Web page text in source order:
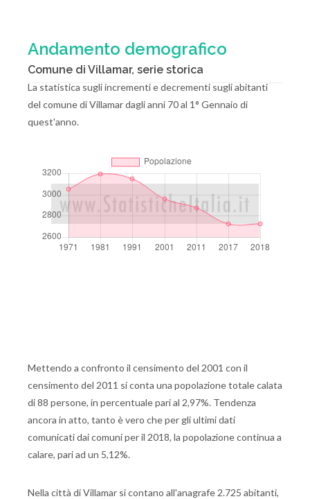
Andamento demografico
Comune di Villamar, serie storica
La statistica sugli incrementi e decrementi sugli abitanti
del comune di Villamar dagli anni 70 al 1° Gennaio di
quest'anno.
Mettendo a confronto il censimento del 2001 con il
censimento del 2011 si conta una popolazione totale calata
di 88 persone, in percentuale pari al 2,97%. Tendenza
ancora in atto, tanto è vero che per gli ultimi dati
comunicati dai comuni per il 2018, la popolazione continua a
calare, pari ad un 5,12%.
Nella città di Villamar si contano all'anagrafe 2.725 abitanti,